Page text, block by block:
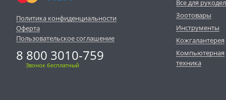
Политика конфиденциальности
Оферта
Пользовательское соглашение
8 800 3010-759
Звонок бесплатный
Все для
Зоотовары
Инструменты
Кожгалантерея
Компьютерная
техника